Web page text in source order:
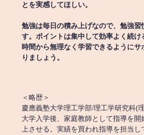
とを実感してほしい。
勉強は毎日の積み上げなので、勉強
す。ポイントは集中して効率よく続
時間から無理なく学習できるように
りましょう。
＜略歴＞
慶應義塾大学理工学部/理工学研究科(
大学入学後、家庭教師として指導を
上させる。実績を買われ指導を担当